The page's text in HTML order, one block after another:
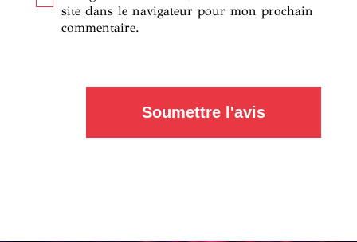
site dans le navigateur pour mon prochain
commentaire.
Soumettre l'avis